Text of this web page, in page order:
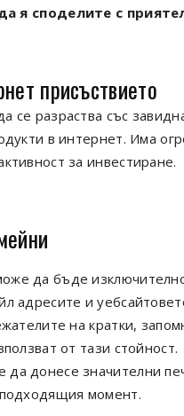
я споделите с
присъствието
се разраства със
в интернет. Има
за инвестиране.
да бъде
адресите и
на кратки,
от тази стойност.
донесе значителни
момент.